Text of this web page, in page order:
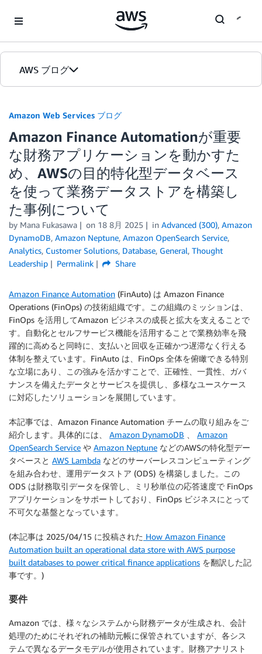
AWS ブログ
カテゴリ
エディション
Amazon Web Services ブログ
Amazon Finance Automationが重要
な財務アプリケーションを動かすた
め、AWSの目的特化型データベース
を使って業務データストアを構築し
た事例について
by Mana Fukasawa on 18 8月 2025 in Advanced (300), Amazon
DynamoDB, Amazon Neptune, Amazon OpenSearch Service,
Analytics, Customer Solutions, Database, General, Thought
Leadership
Permalink Share
Amazon Finance Automation (FinAuto) は Amazon Finance
Operations (FinOps) の技術組織です。この組織のミッションは、
FinOps を活用してAmazon ビジネスの成長と拡大を支えることで
す。自動化とセルフサービス機能を活用することで業務効率を飛
躍的に高めると同時に、支払いと回収を正確かつ遅滞なく行える
体制を整えています。FinAuto は、FinOps 全体を俯瞰できる特別
な立場にあり、この強みを活かすことで、正確性、一貫性、ガバ
ナンスを備えたデータとサービスを提供し、多様なユースケース
に対応したソリューションを展開しています。
本記事では、Amazon Finance Automation チームの取り組みをご
紹介します。具体的には、 Amazon DynamoDB
Amazon
OpenSearch Service や Amazon Neptune などのAWSの特化型デー
タベースと AWS Lambda などのサーバーレスコンピューティング
を組み合わせ、運用データストア (ODS) を構築しました。この
ODS は財務取引データを保管し、ミリ秒単位の応答速度で FinOps
アプリケーションをサポートしており、FinOps ビジネスにとって
不可欠な基盤となっています。
(本記事は 2025/04/15 に投稿された How Amazon Finance
Automation built an operational data store with AWS purpose
built databases to power critical finance applications を翻訳した記
事です。)
要件
Amazon では、様々なシステムから財務データが生成され、会計
処理のためにそれぞれの補助元帳に保管されていますが、各シス
テムで異なるデータモデルが使用されています。財務アナリスト